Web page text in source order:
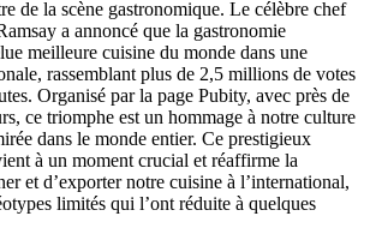
de la scène gastronomique. Le célèbre chef
a annoncé que la gastronomie
meilleure cuisine du monde dans une
rassemblant plus de 2,5 millions de votes
Organisé par la page Pubity, avec près de
ce triomphe est un hommage à notre culture
dans le monde entier. Ce prestigieux
à un moment crucial et réaffirme la
et d’exporter notre cuisine à l’international,
limités qui l’ont réduite à quelques